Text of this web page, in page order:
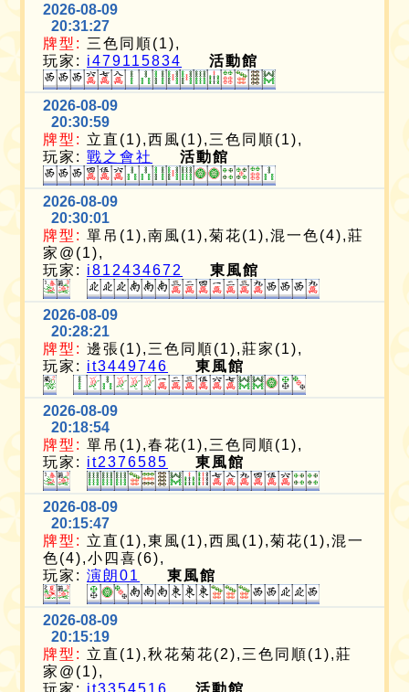
2026-08-09
20:31:27
牌型: 三色同順(1),
玩家: i479115834 活動館
2026-08-09
20:30:59
牌型: 立直(1),西風(1),三色同順(1),
玩家:戰之會社 活動館
2026-08-09
20:30:01
牌型: 單吊(1),南風(1),菊花(1),混一色(4),莊
家@(1),
玩家: i812434672 東風館
2026-08-09
20:28:21
牌型: 邊張(1),三色同順(1),莊家(1),
玩家: it3449746 東風館
2026-08-09
20:18:54
牌型: 單吊(1),春花(1),三色同順(1),
玩家: it2376585 東風館
2026-08-09
20:15:47
牌型: 立直(1),東風(1),西風(1),菊花(1),混一
色(4),小四喜(6),
玩家:演朗01 東風館
2026-08-09
20:15:19
牌型: 立直(1),秋花菊花(2),三色同順(1),莊
家@(1),
玩家: it3354516 活動館